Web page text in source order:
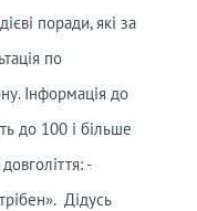
поради, які за
по
Інформація до
до 100 і більше
-
Дідусь